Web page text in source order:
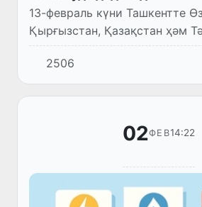
13-февраль күни Ташкентте
Қырғызстан, Қазақстан ҳәм
энергетика ҳәм суў хожалығы
министрлериниң әмелий
өтти.
2506
02ФЕВ14:22